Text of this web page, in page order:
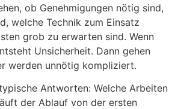
ob Genehmigungen nötig sind,
welche Technik zum Einsatz
grob zu erwarten sind. Wenn
Unsicherheit. Dann gehen
werden unnötig kompliziert.
Antworten: Welche Arbeiten
der Ablauf von der ersten